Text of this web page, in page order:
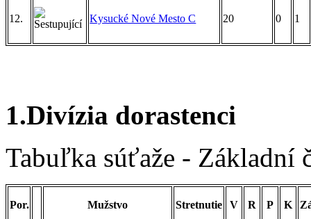
12. Kysucké Nové Mesto C 20 0 1
1.Divízia dorastenci
Tabuľka súťaže - Základní
Por. Mužstvo Stretnutie V R P K